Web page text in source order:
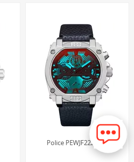
Police PEWJF2226802